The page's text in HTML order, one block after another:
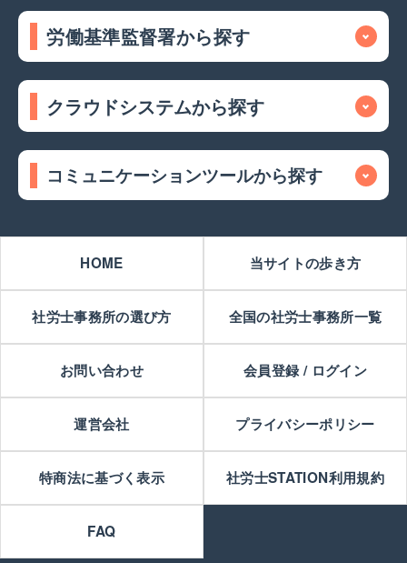
労働基準監督署から探す
クラウドシステムから探す
コミュニケーションツールから探す
HOME 当サイトの歩き方
社労士事務所の選び方 全国の社労士事務所一覧
お問い合わせ 会員登録 / ログイン
運営会社 プライバシーポリシー
特商法に基づく表示 社労士STATION利用規約
FAQ